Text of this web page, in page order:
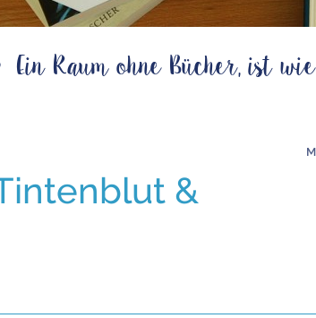
Ein Raum ohne Bücher, ist
&